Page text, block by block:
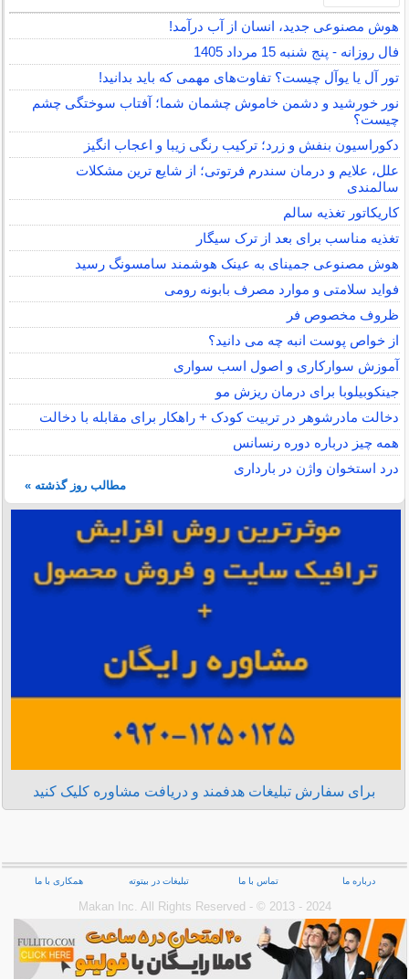
هوش مصنوعی جدید، انسان از آب درآمد!
فال روزانه - پنج شنبه 15 مرداد 1405
تور آل یا یوآل چیست؟ تفاوت‌های مهمی که باید بدانید!
نور خورشید و دشمن خاموش چشمان شما؛ آفتاب سوختگی چشم
چیست؟
دکوراسیون بنفش و زرد؛ ترکیب رنگی زیبا و اعجاب انگیز
علل، علایم و درمان سندرم فرتوتی؛ از شایع ترین مشکلات
سالمندی
کاریکاتور تغذیه سالم
تغذیه مناسب برای بعد از ترک سیگار
هوش مصنوعی جمینای به عینک هوشمند سامسونگ رسید
فواید سلامتی و موارد مصرف بابونه رومی
ظروف مخصوص فر
از خواص پوست انبه چه می دانید؟
آموزش سوارکاری و اصول اسب سواری
جینکوبیلوبا برای درمان ریزش مو
دخالت مادرشوهر در تربیت کودک + راهکار برای مقابله با دخالت
همه چیز درباره دوره رنسانس
درد استخوان واژن در بارداری
مطالب روز گذشته »
برای سفارش تبلیغات هدفمند و دریافت مشاوره کلیک کنید
درباره ما تماس با ما تبلیغات در بیتوته همکاری با ما
Makan Inc.‎ All Rights Reserved - © 2013 - 2024